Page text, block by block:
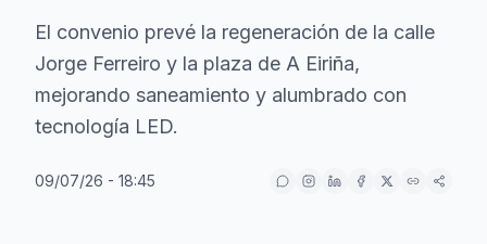
El convenio prevé la regeneración de la calle
Jorge Ferreiro y la plaza de A Eiriña,
mejorando saneamiento y alumbrado con
tecnología LED.
09/07/26 - 18:45